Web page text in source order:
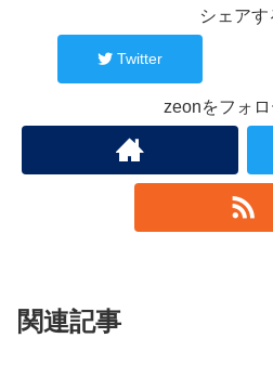
シェアす
Twitter
zeonをフォ
関連記事